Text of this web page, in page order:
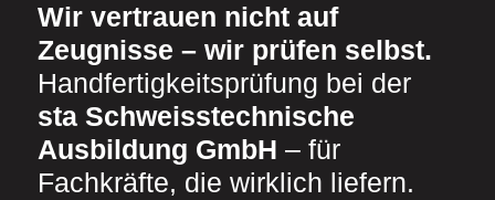
Wir vertrauen nicht auf
Zeugnisse – wir prüfen selbst.
Handfertigkeitsprüfung bei der
sta Schweisstechnische
Ausbildung GmbH – für
Fachkräfte, die wirklich liefern.